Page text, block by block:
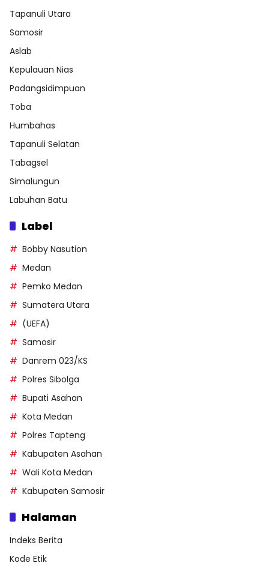
Tapanuli Utara
Samosir
Aslab
Kepulauan Nias
Padangsidimpuan
Toba
Humbahas
Tapanuli Selatan
Tabagsel
Simalungun
Labuhan Batu
Label
Bobby Nasution
Medan
Pemko Medan
Sumatera Utara
(UEFA)
Samosir
Danrem 023/KS
Polres Sibolga
Bupati Asahan
Kota Medan
Polres Tapteng
Kabupaten Asahan
Wali Kota Medan
Kabupaten Samosir
Halaman
Indeks Berita
Kode Etik